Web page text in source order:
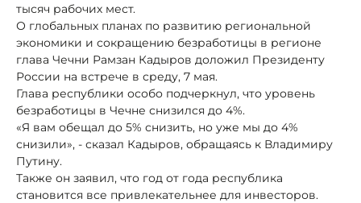
тысяч рабочих мест.
О глобальных планах по развитию региональной
экономики и сокращению безработицы в регионе
глава Чечни Рамзан Кадыров доложил Президенту
России на встрече в среду, 7 мая.
Глава республики особо подчеркнул, что уровень
безработицы в Чечне снизился до 4%.
«Я вам обещал до 5% снизить, но уже мы до 4%
снизили», - сказал Кадыров, обращаясь к Владимиру
Путину.
Также он заявил, что год от года республика
становится все привлекательнее для инвесторов.